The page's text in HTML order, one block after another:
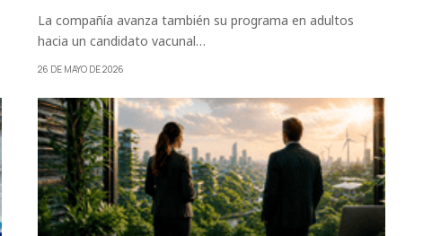
La compañía avanza también su programa en adultos
hacia un candidato vacunal…
26 DE MAYO DE 2026